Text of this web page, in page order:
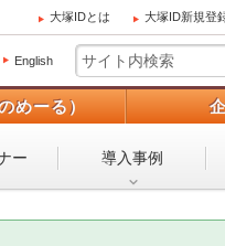
大塚IDとは 大塚ID新規登
English
めーる）
ー 導入事例